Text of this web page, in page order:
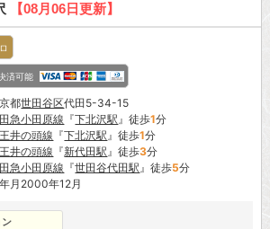
【08月06日更新】
済可能
都世田谷区代田5-34-15
急小田原線 『下北沢駅』徒歩1分
井の頭線 『下北沢駅』徒歩1分
井の頭線 『新代田駅』徒歩3分
急小田原線 『世田谷代田駅』徒歩5分
月2000年12月